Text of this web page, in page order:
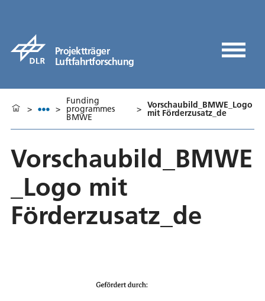
Projektträger
Luftfahrtforschung
> >
Funding
programmes
BMWE
> Vorschaubild_BMWE_Logo
mit Förderzusatz_de
Vorschaubild_BMWE
_Logo mit
Förderzusatz_de